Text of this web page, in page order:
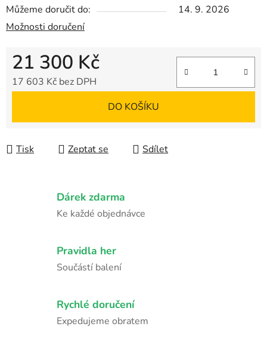
Můžeme doručit do:
14. 9. 2026
Možnosti doručení
21 300 Kč
17 603 Kč bez DPH
DO KOŠÍKU
Tisk Zeptat se Sdílet
Dárek zdarma
Ke každé objednávce
Pravidla her
Součástí balení
Rychlé doručení
Expedujeme obratem